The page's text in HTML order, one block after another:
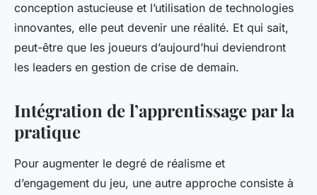
conception astucieuse et l’utilisation de technologies
innovantes, elle peut devenir une réalité. Et qui sait,
peut-être que les joueurs d’aujourd’hui deviendront
les leaders en gestion de crise de demain.
Intégration de l’apprentissage par la
pratique
Pour augmenter le degré de réalisme et
d’engagement du jeu, une autre approche consiste à